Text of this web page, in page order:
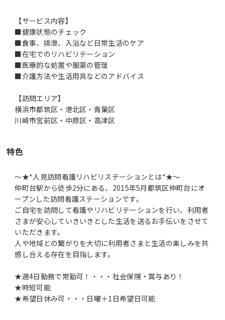
【サービス内容】
■健康状態のチェック
■食事、排泄、入浴など日常生活のケア
■在宅でのリハビリテーション
■医療的な処置や服薬の管理
■介護方法や生活用具などのアドバイス
【訪問エリア】
横浜市都筑区・港北区・青葉区
川崎市宮前区・中原区・高津区
特色
～★*人見訪問看護リハビリステーションとは*★～
仲町台駅から徒歩2分にある、2015年5月都筑区仲町台にオ
ープンした訪問看護ステーションです。
ご自宅を訪問して看護やリハビリテーションを行い、利用者
さまが安心していきいきとした生活を送るお手伝いをさせて
いただきます。
人や地域との繋がりを大切に利用者さまと生活の楽しみを共
感し合える存在を目指します。
★週4日勤務で常勤可！・・・社会保険・賞与あり！
★時短可能
★希望日休み可・・・日曜＋1日希望日可能